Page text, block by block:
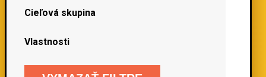
Cieľová skupina
Vlastnosti